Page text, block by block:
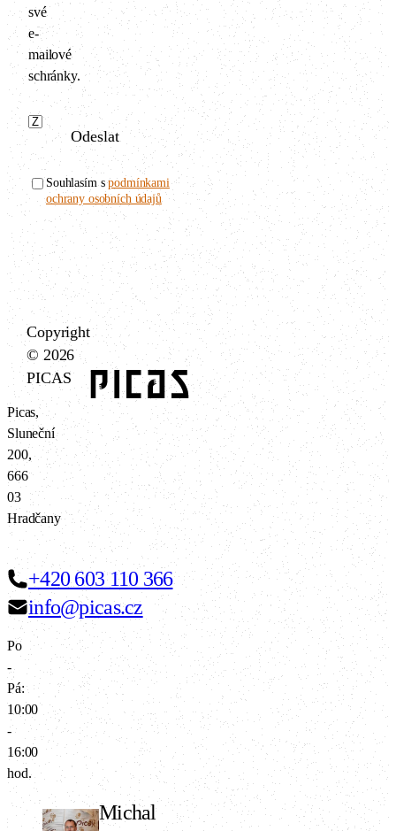
své
e-
mailové
schránky.
Odeslat
Souhlasím spodmínkami
ochrany osobních údajů
+420 603 110 366
info@picas.cz
Po
-
Pá:
10:00
-
16:00
hod.
Michal
Picas,
Sluneční
200,
666
03
Hradčany
Copyright
© 2026
PICAS